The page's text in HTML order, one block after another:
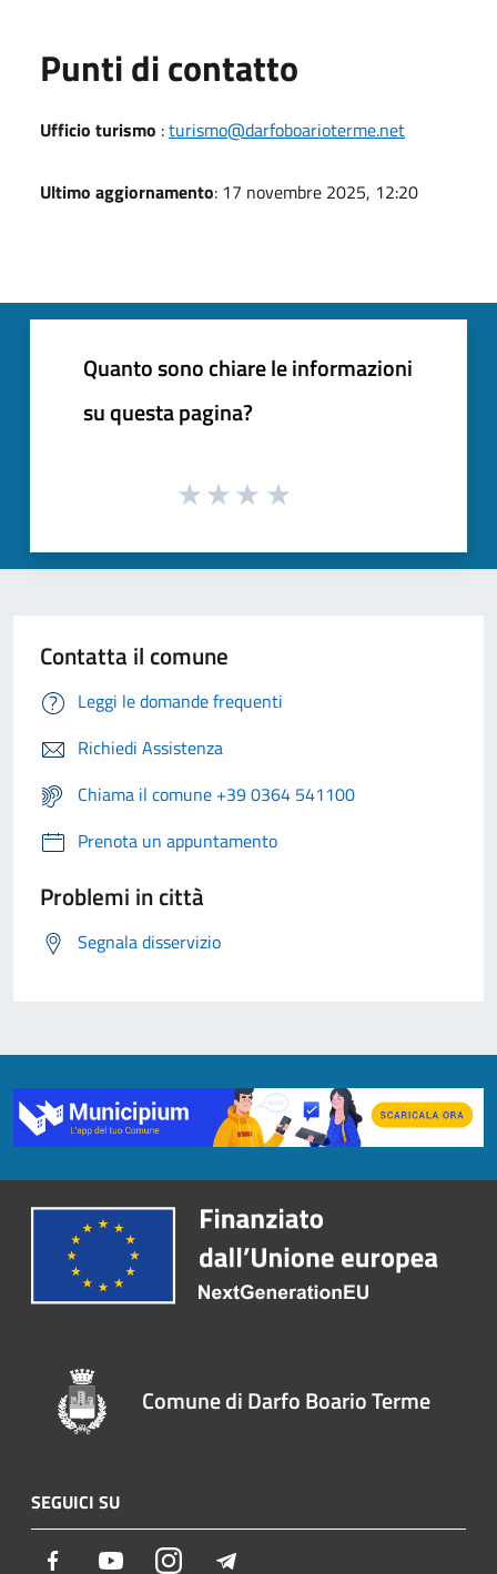
Punti di contatto
Ufficio turismo :turismo@darfoboarioterme.net
Ultimo aggiornamento: 17 novembre 2025, 12:20
Quanto sono chiare le informazioni
su questa pagina?
Contatta il comune
Leggi le domande frequenti
Richiedi Assistenza
Chiama il comune +39 0364 541100
Prenota un appuntamento
Problemi in città
Segnala disservizio
Comune di Darfo Boario Terme
SEGUICI SU
Facebook YoutubeInstagram